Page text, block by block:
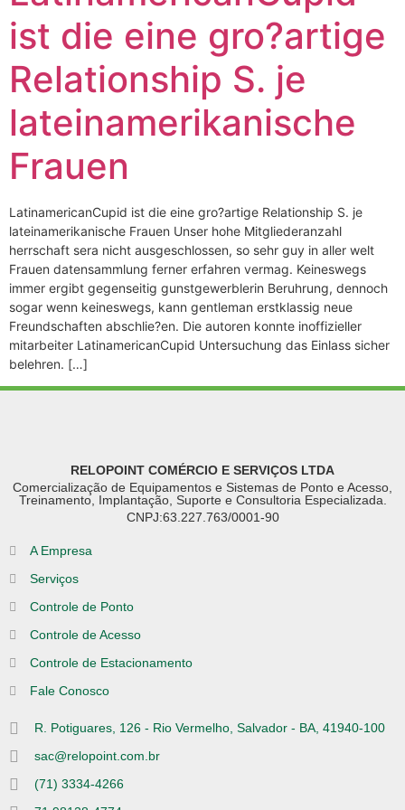
ist die eine gro?artige
Relationship S. je
lateinamerikanische
Frauen
LatinamericanCupid ist die eine gro?artige Relationship S. je
lateinamerikanische Frauen Unser hohe Mitgliederanzahl
herrschaft sera nicht ausgeschlossen, so sehr guy in aller welt
Frauen datensammlung ferner erfahren vermag. Keineswegs
immer ergibt gegenseitig gunstgewerblerin Beruhrung, dennoch
sogar wenn keineswegs, kann gentleman erstklassig neue
Freundschaften abschlie?en. Die autoren konnte inoffizieller
mitarbeiter LatinamericanCupid Untersuchung das Einlass sicher
belehren. […]
RELOPOINT COMÉRCIO E SERVIÇOS LTDA
Comercialização de Equipamentos e Sistemas de Ponto e Acesso,
Treinamento, Implantação, Suporte e Consultoria Especializada.
CNPJ:63.227.763/0001-90
A Empresa
Serviços
Controle de Ponto
Controle de Acesso
Controle de Estacionamento
Fale Conosco
R. Potiguares, 126 - Rio Vermelho, Salvador - BA, 41940-100
sac@relopoint.com.br
(71) 3334-4266